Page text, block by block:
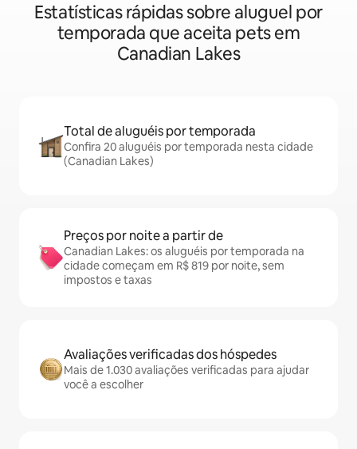
Estatísticas rápidas sobre aluguel por
temporada que aceita pets em
Canadian Lakes
Total de aluguéis por temporada
Confira 20 aluguéis por temporada nesta cidade
(Canadian Lakes)
Preços por noite a partir de
Canadian Lakes: os aluguéis por temporada na
cidade começam em R$ 819 por noite, sem
impostos e taxas
Avaliações verificadas dos hóspedes
Mais de 1.030 avaliações verificadas para ajudar
você a escolher